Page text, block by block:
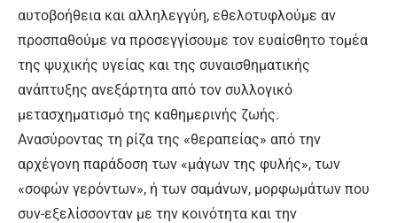
αυτοβοήθεια και αλληλεγγύη, εθελοτυφλούμε αν
προσπαθούμε να προσεγγίσουμε τον ευαίσθητο τομέα
της ψυχικής υγείας και της συναισθηματικής
ανάπτυξης ανεξάρτητα από τον συλλογικό
μετασχηματισμό της καθημερινής ζωής.
Ανασύροντας τη ρίζα της «θεραπείας» από την
αρχέγονη παράδοση των «μάγων της φυλής», των
«σοφών γερόντων», ή των σαμάνων, μορφωμάτων που
συν-εξελίσσονταν με την κοινότητα και την